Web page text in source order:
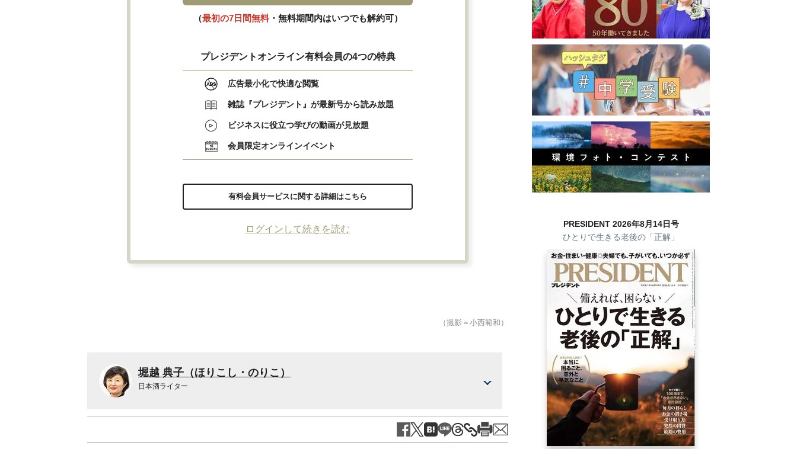
（最初の7日間無料・無料期間内はいつでも解約可）
プレジデントオンライン有料会員の4つの特典
広告最小化で快適な閲覧
雑誌『プレジデント』が最新号から読み放題
ビジネスに役立つ学びの動画が見放題
会員限定オンラインイベント
有料会員サービスに関する詳細はこちら
ログインして続きを読む
（撮影＝小西範和）
堀越 典子（ほりこし・のりこ）
日本酒ライター
PRESIDENT 2026年8月14日号
ひとりで生きる老後の「正解」